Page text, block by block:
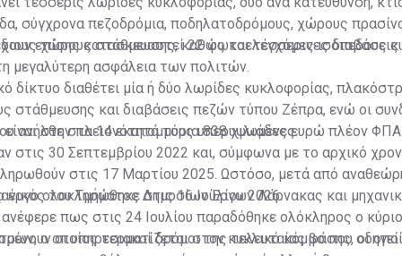
σύγχρονα πεζοδρόμια, ποδηλατοδρόμους, χώρους
χώρους στάθμευσης, καθώς και τέσσερις ισόπεδους
επίσης κατασκευαστεί 22 φωτοελεγχόμενες
μεγαλύτερη ασφάλεια των πολιτών.
δίκτυο διαθέτει μία ή δύο λωρίδες κυκλοφορίας,
στάθμευσης και διαβάσεις πεζών τύπου Ζέπρα, ενώ οι
είναι στην πλειονότητά τους υπερυψωμένες.
ανήλθε στα 14 εκατομμύρια 838 χιλιάδες ευρώ πλέον ΦΠΑ.
στις 30 Σεπτεμβρίου 2022 και, σύμφωνα με το αρχικό
στις 17 Μαρτίου 2025. Ωστόσο, μετά από
έργο ολοκληρώθηκε στις 16 Ιουλίου 2026.
του Τμήματος Δημοσίων Έργων Λάρνακας και
πως στις 24 Ιουλίου παραδόθηκε ολόκληρος ο
ο οποίος τερματίζεται στον κυκλικό κόμβο που
οι υπηρεσιακοί δρόμοι της τελευταίας φάσης, οι